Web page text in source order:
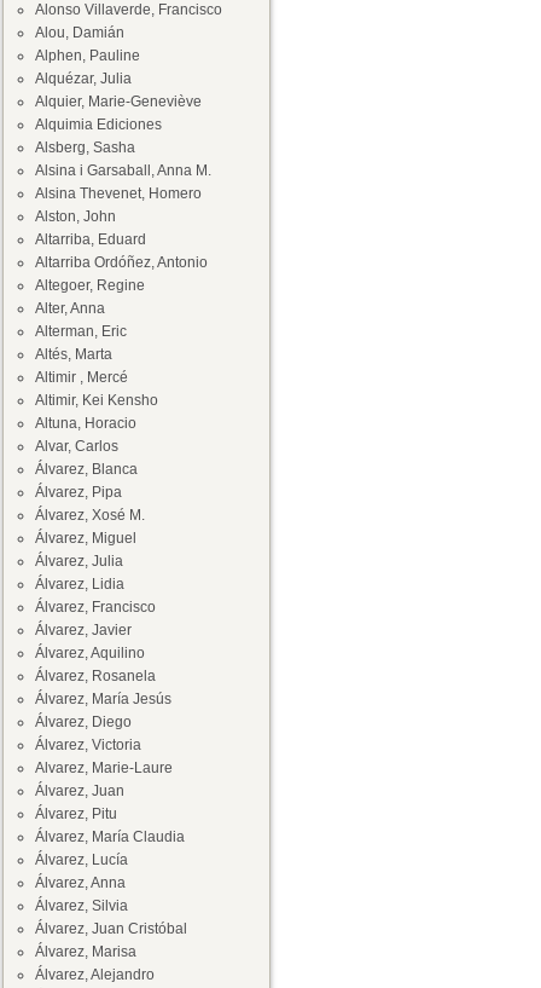
Alonso Villaverde, Francisco
Alou, Damián
Alphen, Pauline
Alquézar, Julia
Alquier, Marie-Geneviève
Alquimia Ediciones
Alsberg, Sasha
Alsina i Garsaball, Anna M.
Alsina Thevenet, Homero
Alston, John
Altarriba, Eduard
Altarriba Ordóñez, Antonio
Altegoer, Regine
Alter, Anna
Alterman, Eric
Altés, Marta
Altimir , Mercé
Altimir, Kei Kensho
Altuna, Horacio
Alvar, Carlos
Álvarez, Blanca
Álvarez, Pipa
Álvarez, Xosé M.
Álvarez, Miguel
Álvarez, Julia
Álvarez, Lidia
Álvarez, Francisco
Álvarez, Javier
Álvarez, Aquilino
Álvarez, Rosanela
Álvarez, María Jesús
Álvarez, Diego
Álvarez, Victoria
Alvarez, Marie-Laure
Álvarez, Juan
Álvarez, Pitu
Álvarez, María Claudia
Álvarez, Lucía
Álvarez, Anna
Álvarez, Silvia
Álvarez, Juan Cristóbal
Álvarez, Marisa
Álvarez, Alejandro